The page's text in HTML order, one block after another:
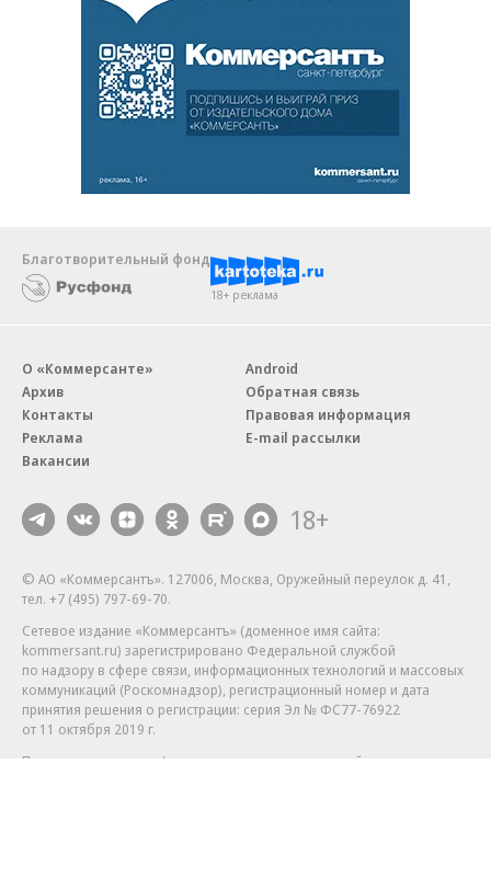
Благотворительный фонд
18+ реклама
О «Коммерсанте»
Архив
Контакты
Реклама
Вакансии
Android
Обратная связь
Правовая информация
E-mail рассылки
18+
© АО «Коммерсантъ». 127006, Москва, Оружейный переулок д. 41,
тел. +7 (495) 797-69-70.
Сетевое издание «Коммерсантъ» (доменное имя сайта:
kommersant.ru) зарегистрировано Федеральной службой
по надзору в сфере связи, информационных технологий и массовых
коммуникаций (Роскомнадзор), регистрационный номер и дата
принятия решения о регистрации: серия Эл № ФС77-76922
от 11 октября 2019 г.
Партнерские проекты/материалы, новости компаний, материалы